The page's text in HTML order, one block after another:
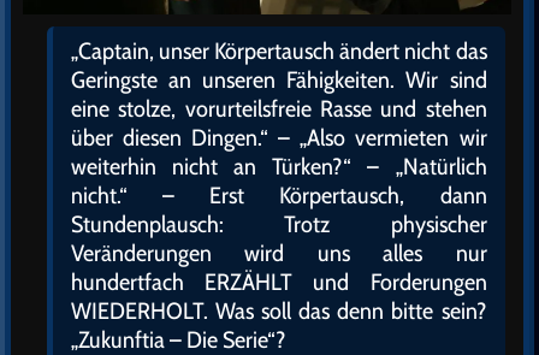
„Captain, unser Körpertausch ändert nicht das
Geringste an unseren Fähigkeiten. Wir sind
eine stolze, vorurteilsfreie Rasse und stehen
über diesen Dingen.“ – „Also vermieten wir
weiterhin nicht an Türken?“ – „Natürlich
nicht.“ – Erst Körpertausch, dann
Stundenplausch: Trotz physischer
Veränderungen wird uns alles nur
hundertfach ERZÄHLT und Forderungen
WIEDERHOLT. Was soll das denn bitte sein?
„Zukunftia – Die Serie“?